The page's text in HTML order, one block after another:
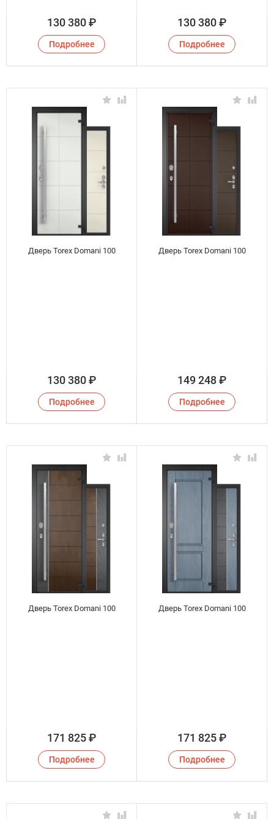
130 380₽
Подробнее
130 380₽
Подробнее
Дверь Torex Domani 100
130 380₽
Подробнее
Дверь Torex Domani 100
149 248₽
Подробнее
Дверь Torex Domani 100
171 825₽
Подробнее
Дверь Torex Domani 100
171 825₽
Подробнее